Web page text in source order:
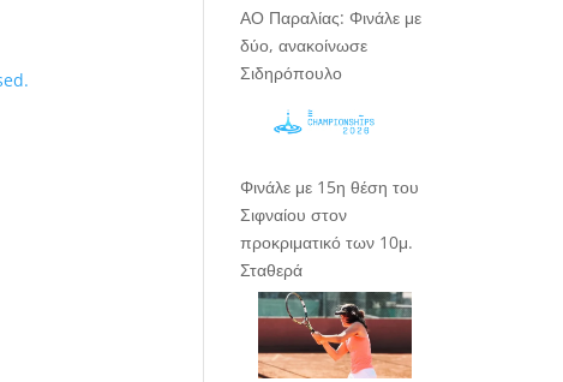
ΑΟ Παραλίας: Φινάλε με
δύο, ανακοίνωσε
Σιδηρόπουλο
Φινάλε με 15η θέση του
Σιφναίου στον
προκριματικό των 10μ.
Σταθερά